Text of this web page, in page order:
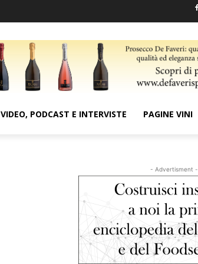
VIDEO, PODCAST E INTERVISTE PAGINE VINI
- Advertisment -